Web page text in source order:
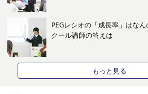
PEGレシオの「成長率」はな
クール講師の答えは
もっと見る